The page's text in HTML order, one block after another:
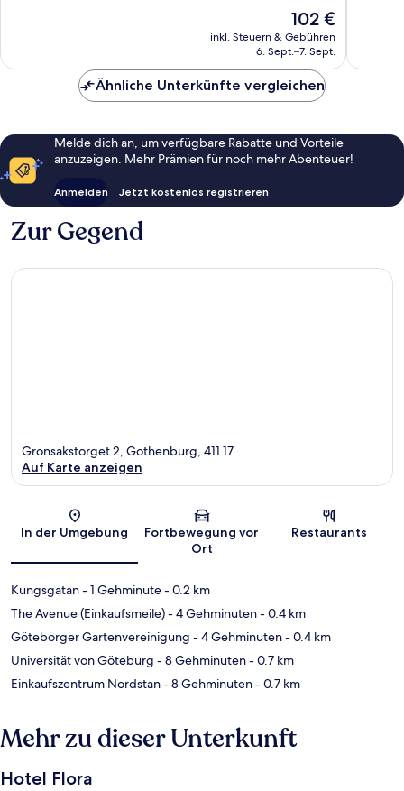
Der
Preis
beträgt
102 €
inkl. Steuern & Gebühren
6. Sept.–7. Sept.
Ähnliche Unterkünfte vergleichen
Melde dich an, um verfügbare Rabatte und Vorteile
anzuzeigen. Mehr Prämien für noch mehr Abenteuer!
Anmelden Jetzt kostenlos registrieren
Zur Gegend
Karte
Gronsakstorget 2, Gothenburg, 411 17
Auf Karte anzeigen
In der Umgebung
Fortbewegung vor
Ort
Restaurants
Kungsgatan- 1 Gehminute- 0.2 km
The Avenue (Einkaufsmeile)- 4 Gehminuten- 0.4 km
Göteborger Gartenvereinigung - 4 Gehminuten- 0.4 km
Universität von Göteburg - 8 Gehminuten- 0.7 km
Einkaufszentrum Nordstan- 8 Gehminuten- 0.7 km
Mehr zu dieser Unterkunft
Hotel Flora